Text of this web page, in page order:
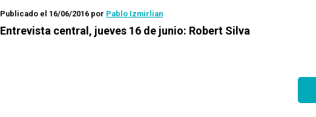
Publicado el 16/06/2016 por Pablo Izmirlian
Entrevista central, jueves 16 de junio: Robert Silva